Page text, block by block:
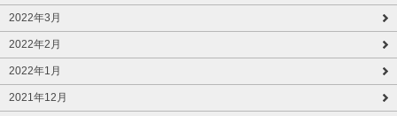
2022年3月
2022年2月
2022年1月
2021年12月